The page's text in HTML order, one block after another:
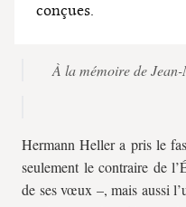
conçues.
À la mémoire de
Hermann Heller a pris le
seulement le contraire de
de ses vœux –, mais aussi